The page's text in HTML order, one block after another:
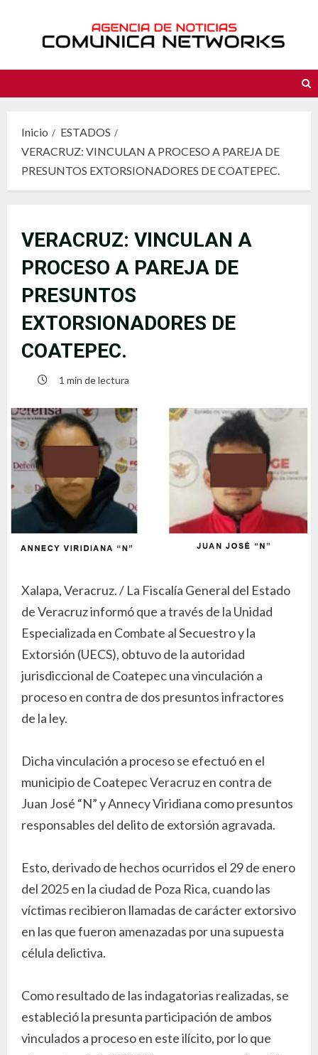
contenido
Inicio
ESTADOS
VERACRUZ: VINCULAN A PROCESO A PAREJA DE
PRESUNTOS EXTORSIONADORES DE COATEPEC.
VERACRUZ: VINCULAN A
PROCESO A PAREJA DE
PRESUNTOS
EXTORSIONADORES DE
COATEPEC.
1 min de lectura
Xalapa, Veracruz. / La Fiscalía General del Estado
de Veracruz informó que a través de la Unidad
Especializada en Combate al Secuestro y la
Extorsión (UECS), obtuvo de la autoridad
jurisdiccional de Coatepec una vinculación a
proceso en contra de dos presuntos infractores
de la ley.
Dicha vinculación a proceso se efectuó en el
municipio de Coatepec Veracruz en contra de
Juan José “N” y Annecy Viridiana como presuntos
responsables del delito de extorsión agravada.
Esto, derivado de hechos ocurridos el 29 de enero
del 2025 en la ciudad de Poza Rica, cuando las
víctimas recibieron llamadas de carácter extorsivo
en las que fueron amenazadas por una supuesta
célula delictiva.
Como resultado de las indagatorias realizadas, se
estableció la presunta participación de ambos
vinculados a proceso en este ilícito, por lo que